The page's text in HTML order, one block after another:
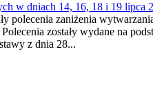
w dniach 14, 16, 18 i 19 lipca
zaniżenia
zostały wydane na
z dnia 28...